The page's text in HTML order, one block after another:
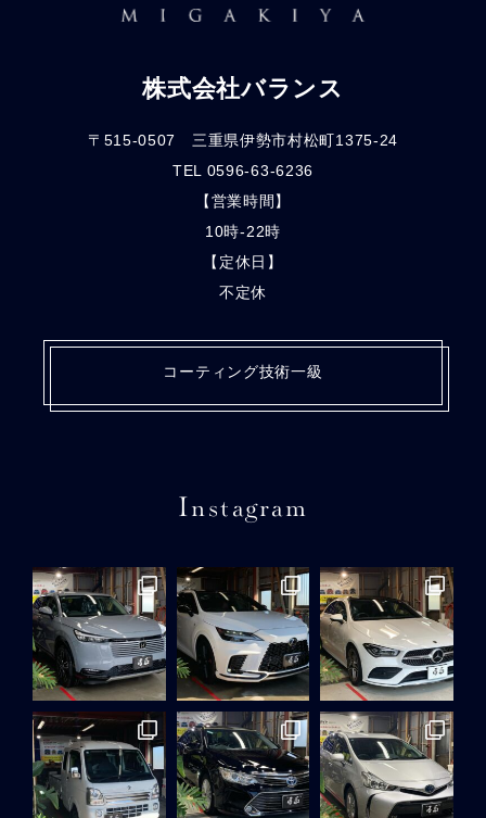
株式会社バランス
〒515-0507 三重県伊勢市村松町1375-24
TEL 0596-63-6236
【営業時間】
10時-22時
【定休日】
不定休
コーティング技術一級
Instagram